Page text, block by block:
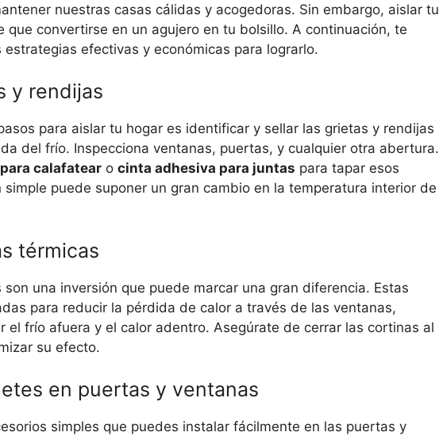
nuestras casas cálidas y acogedoras. Sin embargo, aislar tu
que convertirse en un agujero en tu bolsillo. A continuación, te
estrategias efectivas y económicas para lograrlo.
y rendijas
para aislar tu hogar es identificar y sellar las grietas y rendijas
del frío. Inspecciona ventanas, puertas, y cualquier otra abertura.
calafatear o cinta adhesiva para juntas para tapar esos
simple puede suponer un gran cambio en la temperatura interior de
térmicas
una inversión que puede marcar una gran diferencia. Estas
para reducir la pérdida de calor a través de las ventanas,
el frío afuera y el calor adentro. Asegúrate de cerrar las cortinas al
su efecto.
en puertas y ventanas
simples que puedes instalar fácilmente en las puertas y